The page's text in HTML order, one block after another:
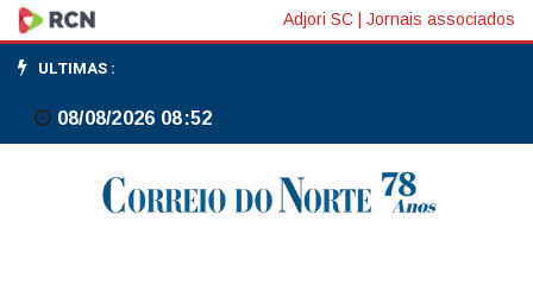
Bebê
fica
ferida
Adjori SC Jornais associados
ULTIMAS :
08/08/2026 08:52